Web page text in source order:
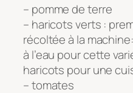
– pomme de terre
– haricots verts :
récoltée à la
à l’eau pour cette
haricots pour une
– tomates